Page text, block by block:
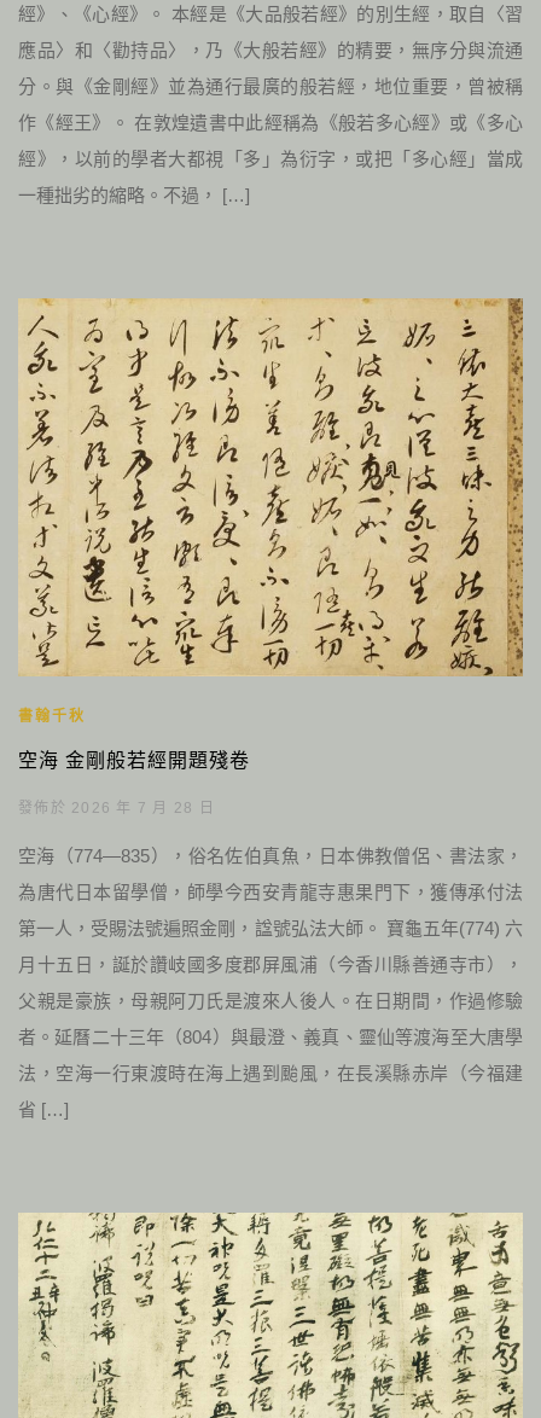
經》、《心經》。 本經是《大品般若經》的別生經，取自〈習
應品〉和〈勸持品〉，乃《大般若經》的精要，無序分與流通
分。與《金剛經》並為通行最廣的般若經，地位重要，曾被稱
作《經王》。 在敦煌遺書中此經稱為《般若多心經》或《多心
經》，以前的學者大都視「多」為衍字，或把「多心經」當成
一種拙劣的縮略。不過， […]
書翰千秋
空海 金剛般若經開題殘卷
發佈於 2026 年 7 月 28 日
空海（774—835），俗名佐伯真魚，日本佛教僧侶、書法家，
為唐代日本留學僧，師學今西安青龍寺惠果門下，獲傳承付法
第一人，受賜法號遍照金剛，諡號弘法大師。 寶龜五年(774) 六
月十五日，誕於讚岐國多度郡屏風浦（今香川縣善通寺市），
父親是豪族，母親阿刀氏是渡來人後人。在日期間，作過修驗
者。延曆二十三年（804）與最澄、義真、靈仙等渡海至大唐學
法，空海一行東渡時在海上遇到颱風，在長溪縣赤岸（今福建
省 […]